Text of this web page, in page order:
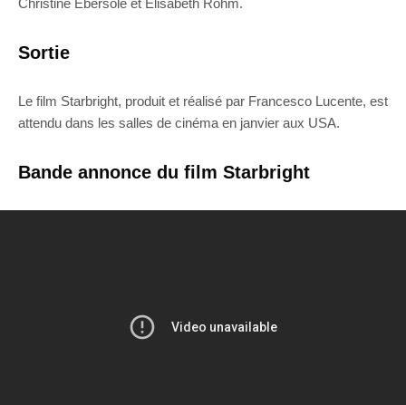
Sortie
Le film Starbright, produit et réalisé par Francesco Lucente, est
attendu dans les salles de cinéma en janvier aux USA.
Bande annonce du film Starbright